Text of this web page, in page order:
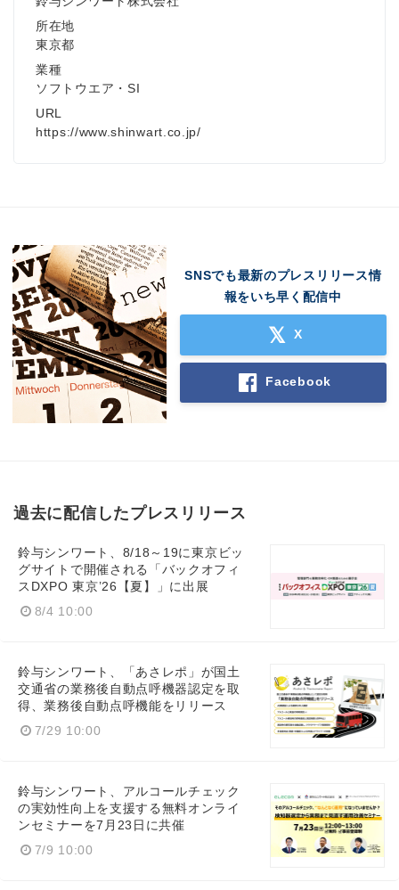
所在地
東京都
業種
ソフトウエア・SI
URL
https://www.shinwart.co.jp/
SNSでも最新のプレスリリース情
報をいち早く配信中
X
Facebook
過去に配信したプレスリリース
鈴与シンワート、8/18～19に東京ビッ
グサイトで開催される「バックオフィ
スDXPO 東京’26【夏】」に出展
8/4 10:00
鈴与シンワート、「あさレポ」が国土
交通省の業務後自動点呼機器認定を取
得、業務後自動点呼機能をリリース
7/29 10:00
鈴与シンワート、アルコールチェック
の実効性向上を支援する無料オンライ
ンセミナーを7月23日に共催
7/9 10:00